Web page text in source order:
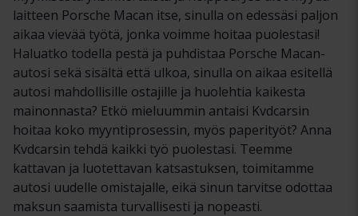
laitteen Porsche Macan itse, sinulla on edessäsi paljon
aikaa vievää työtä, jonka voimme hoitaa puolestasi!
Haluatko todella pestä ja puhdistaa Porsche Macan-
autosi sekä sisältä että ulkoa, sinulla on aikaa esitellä
autosi mahdollisille ostajille ja huolehtia kaikesta
mainonnasta? Etkö mieluummin antaisi Kvdcarsin
hoitaa koko myyntiprosessin, myös paperityöt? Anna
Kvdcarsin tehdä kaikki työ puolestasi. Teemme
kattavan ja luotettavan katsastuksen, toimitamme
autosi uudelle omistajalle, eikä sinun tarvitse odottaa
maksun saamista turvallisesti ja nopeasti.